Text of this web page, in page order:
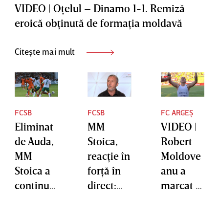
VIDEO | Oţelul – Dinamo 1-1. Remiză
eroică obţinută de formaţia moldavă
Citește mai mult
FCSB
Eliminat
de Auda,
MM
Stoica a
continuat
FCSB
MM
Stoica,
reacţie în
forţă în
direct:
FC ARGEȘ
VIDEO |
Robert
Moldove
anu a
marcat în